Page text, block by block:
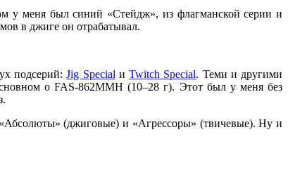
у меня был синий «Стейдж», из флагманской серии и
в джиге он отрабатывал.
подсерий:Jig Special и Twitch Special. Теми и другими
о FAS-862MMH (10–28 г). Этот был у меня без
(джиговые) и «Агрессоры» (твичевые). Ну и